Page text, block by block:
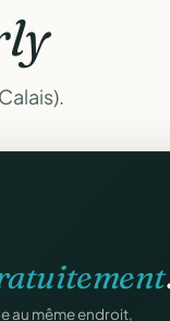
au même endroit,